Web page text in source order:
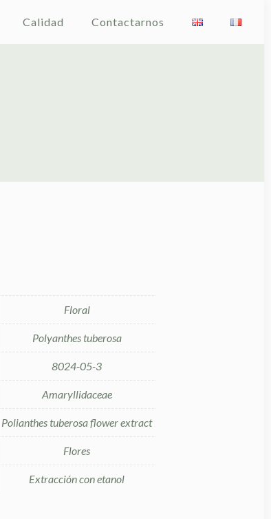
Calidad Contactarnos
Floral
Polyanthes tuberosa
8024-05-3
Amaryllidaceae
Polianthes tuberosa flower extract
Flores
Extracción con etanol